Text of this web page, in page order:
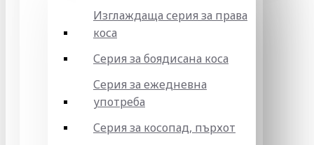
Изглаждаща серия за права
коса
Серия за боядисана коса
Серия за ежедневна
употреба
Серия за косопад, пърхот